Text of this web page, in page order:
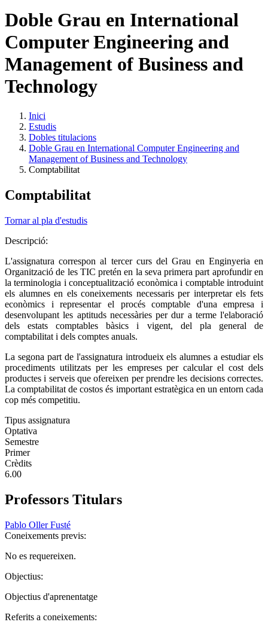
Doble Grau en International
Computer Engineering and
Management of Business and
Technology
Inici
Estudis
Dobles titulacions
Doble Grau en International Computer Engineering and
Management of Business and Technology
Comptabilitat
Comptabilitat
Tornar al pla d'estudis
Descripció:
L'assignatura correspon al tercer curs del Grau en Enginyeria en
Organització de les TIC pretén en la seva primera part aprofundir en
la terminologia i conceptualització econòmica i comptable introduint
els alumnes en els coneixements necessaris per interpretar els fets
econòmics i representar el procés comptable d'una empresa i
desenvolupant les aptituds necessàries per dur a terme l'elaboració
dels estats comptables bàsics i vigent, del pla general de
comptabilitat i dels comptes anuals.
La segona part de l'assignatura introdueix els alumnes a estudiar els
procediments utilitzats per les empreses per calcular el cost dels
productes i serveis que ofereixen per prendre les decisions correctes.
La comptabilitat de costos és important estratègica en un entorn cada
cop més competitiu.
Tipus assignatura
Optativa
Semestre
Primer
Crèdits
6.00
Professors Titulars
Pablo Oller Fusté
Coneixements previs:
No es requereixen.
Objectius:
Objectius d'aprenentatge
Referits a coneixements: